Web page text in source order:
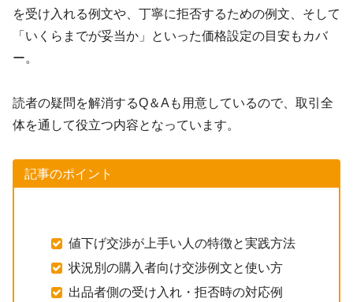
を受け入れる例文や、丁寧に拒否するための例文、そして
「いくらまでが妥当か」といった価格設定の目安もカバ
ー。
読者の疑問を解消するQ＆Aも用意しているので、取引全
体を通して役立つ内容となっています。
記事のポイント
値下げ交渉が上手い人の特徴と実践方法
状況別の購入者向け交渉例文と使い方
出品者側の受け入れ・拒否時の対応例